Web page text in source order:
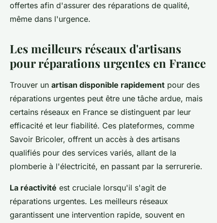
offertes afin d'assurer des réparations de qualité,
même dans l'urgence.
Les meilleurs réseaux d'artisans
pour réparations urgentes en France
Trouver un artisan disponible rapidement pour des
réparations urgentes peut être une tâche ardue, mais
certains réseaux en France se distinguent par leur
efficacité et leur fiabilité. Ces plateformes, comme
Savoir Bricoler, offrent un accès à des artisans
qualifiés pour des services variés, allant de la
plomberie à l'électricité, en passant par la serrurerie.
La réactivité est cruciale lorsqu'il s'agit de
réparations urgentes. Les meilleurs réseaux
garantissent une intervention rapide, souvent en